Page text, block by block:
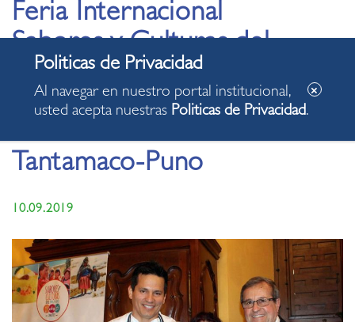
Feria Internacional
Sabores y Culturas del
Mundo, a realizarse
pro fondos para la
comunidad de
Tantamaco-Puno
10.09.2019
Al navegar en nuestro portal institucional,
usted acepta nuestras Politicas de Privacidad.